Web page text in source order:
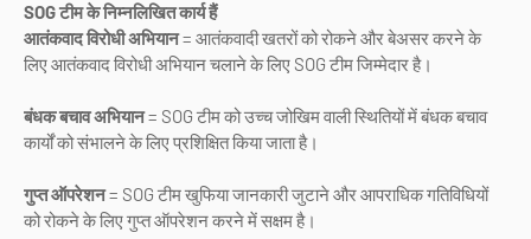
SOG टीम के निम्नलिखित कार्य हैं
आतंकवाद विरोधी अभियान= आतंकवादी खतरों को रोकने और बेअसर करने के
लिए आतंकवाद विरोधी अभियान चलाने के लिए SOG टीम जिम्मेदार है।
बंधक बचाव अभियान= SOG टीम को उच्च जोखिम वाली स्थितियों में बंधक बचाव
कार्यों को संभालने के लिए प्रशिक्षित किया जाता है।
गुप्त ऑपरेशन= SOG टीम खुफिया जानकारी जुटाने और आपराधिक गतिविधियों
को रोकने के लिए गुप्त ऑपरेशन करने में सक्षम है।